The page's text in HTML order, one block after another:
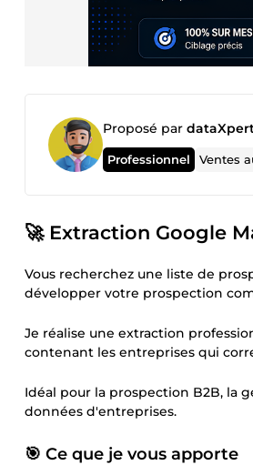
Proposé par
Professionnel Ventes
🚀 Extraction Google
Vous recherchez une liste de
développer votre prospection
Je réalise une extraction
contenant les entreprises qui
Idéal pour la prospection B2B, la
données d'entreprises.
🎯 Ce que je vous apporte